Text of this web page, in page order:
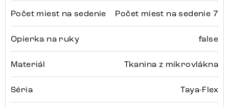
Počet miest na sedenie Počet miest na sedenie 7
Opierka na ruky false
Materiál Tkanina z mikrovlákna
Séria Taya-Flex